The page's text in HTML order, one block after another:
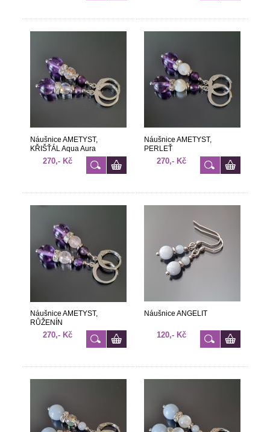
Náušnice AMETYST,
KŘIŠŤÁL Aqua Aura
270,- Kč
Náušnice AMETYST,
PERLEŤ
270,- Kč
Náušnice AMETYST,
RŮŽENÍN
270,- Kč
Náušnice ANGELIT
120,- Kč